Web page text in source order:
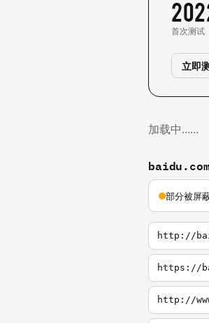
首次测试
立即
加载中……
部分被屏
http://
https://
http://